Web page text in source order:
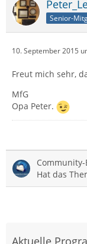
Senior-
10. September 2015
Freut mich sehr,
MfG
Opa Peter.
Community-
Hat das